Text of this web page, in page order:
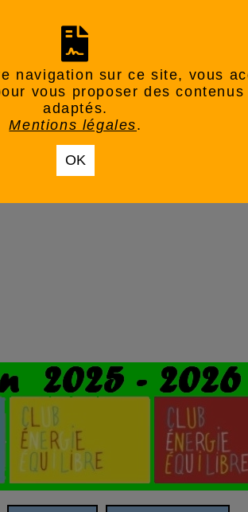
navigation sur ce site, vous
vous proposer des
adaptés.
Mentions légales.
OK